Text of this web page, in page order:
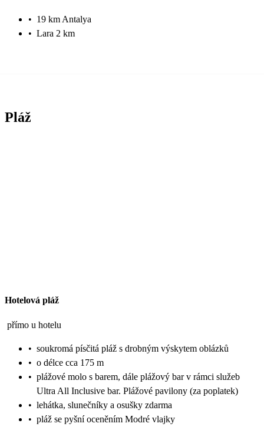
• 19 km Antalya
• Lara 2 km
Pláž
Hotelová pláž
přímo u hotelu
• soukromá písčitá pláž s drobným výskytem oblázků
• o délce cca 175 m
• plážové molo s barem, dále plážový bar v rámci služeb
Ultra All Inclusive bar. Plážové pavilony (za poplatek)
• lehátka, slunečníky a osušky zdarma
• pláž se pyšní oceněním Modré vlajky